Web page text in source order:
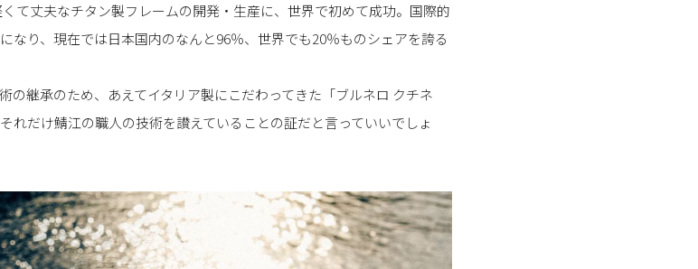
て丈夫なチタン製フレームの開発・生産に、世界で初めて成功。国際的
なり、現在では日本国内のなんと96％、世界でも20％ものシェアを誇る
の継承のため、あえてイタリア製にこだわってきた「ブルネロ クチネ
れだけ鯖江の職人の技術を讃えていることの証だと言っていいでしょ